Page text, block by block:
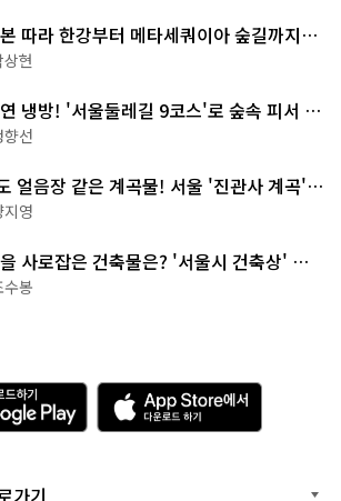
따라 한강부터 메타세쿼이아 숲길까지…
15코스
현
냉방! '서울둘레길 9코스'로 숲속 피서 떠
선
얼음장 같은 계곡물! 서울 '진관사 계곡'이
영
사로잡은 건축물은? '서울시 건축상' 수
봉
다
운
로
기
A
p
p
가기